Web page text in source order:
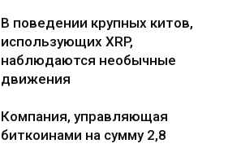
В поведении крупных китов,
использующих XRP,
наблюдаются необычные
движения
Компания, управляющая
биткоинами на сумму 2,8